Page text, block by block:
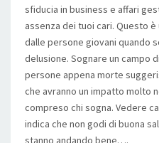
sfiducia in business e affari
assenza dei tuoi cari. Questo
dalle persone giovani quando
delusione. Sognare un campo
persone appena morte
che avranno un impatto molto
compreso chi sogna. Vedere
indica che non godi di buona
stanno andando bene….